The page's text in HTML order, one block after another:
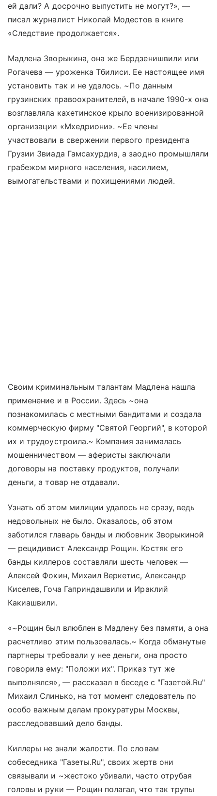
ей дали? А досрочно выпустить не могут?», —
писал журналист Николай Модестов в книге
«Следствие продолжается».
Мадлена Зворыкина, она же Бердзенишвили или
Рогачева — уроженка Тбилиси. Ее настоящее имя
установить так и не удалось. ~По данным
грузинских правоохранителей, в начале 1990-х она
возглавляла кахетинское крыло военизированной
организации «Мхедриони». ~Ее члены
участвовали в свержении первого президента
Грузии Звиада Гамсахурдиа, а заодно промышляли
грабежом мирного населения, насилием,
вымогательствами и похищениями людей.
Своим криминальным талантам Мадлена нашла
применение и в России. Здесь ~она
познакомилась с местными бандитами и создала
коммерческую фирму "Святой Георгий", в которой
их и трудоустроила.~ Компания занималась
мошенничеством — аферисты заключали
договоры на поставку продуктов, получали
деньги, а товар не отдавали.
Узнать об этом милиции удалось не сразу, ведь
недовольных не было. Оказалось, об этом
заботился главарь банды и любовник Зворыкиной
— рецидивист Александр Рощин. Костяк его
банды киллеров составляли шесть человек —
Алексей Фокин, Михаил Веркетис, Александр
Киселев, Гоча Гаприндашвили и Ираклий
Какиашвили.
«~Рощин был влюблен в Мадлену без памяти, а она
расчетливо этим пользовалась.~ Когда обманутые
партнеры требовали у нее деньги, она просто
говорила ему: "Положи их". Приказ тут же
выполнялся», — рассказал в беседе с "Газетой.Ru"
Михаил Слинько, на тот момент следователь по
особо важным делам прокуратуры Москвы,
расследовавший дело банды.
Киллеры не знали жалости. По словам
собеседника "Газеты.Ru", своих жертв они
связывали и ~жестоко убивали, часто отрубая
головы и руки — Рощин полагал, что так трупы